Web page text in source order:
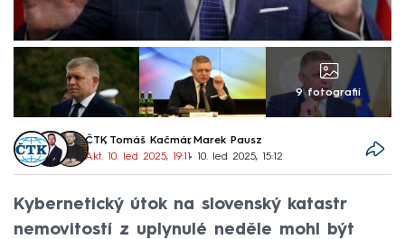
9 fotografií
ČTK, Tomáš Kačmár,Marek Pausz
Akt. 10. led 2025, 19:11• 10. led 2025, 15:12
Kybernetický útok na slovenský katastr
nemovitostí z uplynulé neděle mohl být